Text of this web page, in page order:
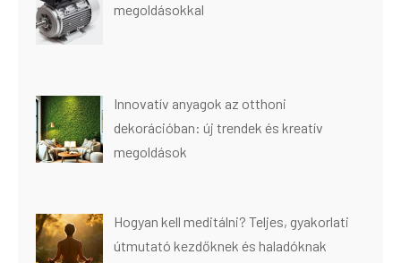
megoldásokkal
Innovatív anyagok az otthoni
dekorációban: új trendek és kreatív
megoldások
Hogyan kell meditálni? Teljes, gyakorlati
útmutató kezdőknek és haladóknak